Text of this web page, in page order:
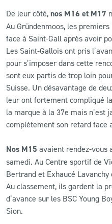
De leur côté, nos M16 et M17
Au Gründenmoos, les
face à Saint-Gall après avoir
Les Saint-Gallois ont pris
pour s’imposer dans cette
sont eux partis de trop loin
Suisse. Un désavantage de
leur ont fortement compliqué
la marque à la 37e mais n’est
complétement son retard face
Nos M15 avaient rendez-vous
samedi. Au Centre sportif de
Bertrand et Exhaucé Lavanchy
Au classement, ils gardent la
d’avance sur les BSC Young
Sion.